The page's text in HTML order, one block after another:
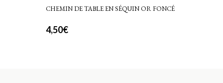
CHEMIN DE TABLE EN SÉQUIN OR FONCÉ
4,50€